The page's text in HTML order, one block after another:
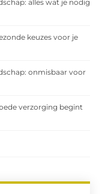
alles wat je nodig
keuzes voor je
onmisbaar voor
verzorging begint